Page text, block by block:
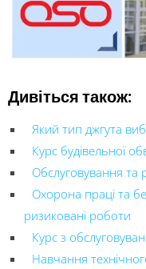
Дивіться також:
Який тип джгута
Курс будівельної
Обслуговування
Охорона праці та
ризиковані роботи
Курс з
Навчання